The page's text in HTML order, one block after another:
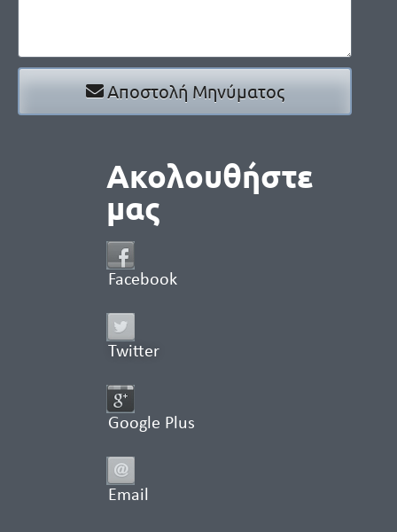
Αποστολή Μηνύματος
Ακολουθήστε
μας
Facebook
Twitter
Google Plus
Email